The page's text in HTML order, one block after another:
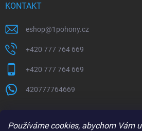
Používáme cookies, abychom Vám
KONTAKT
eshop@1pohony.cz
+420 777 764 669
+420 777 764 669
420777764669